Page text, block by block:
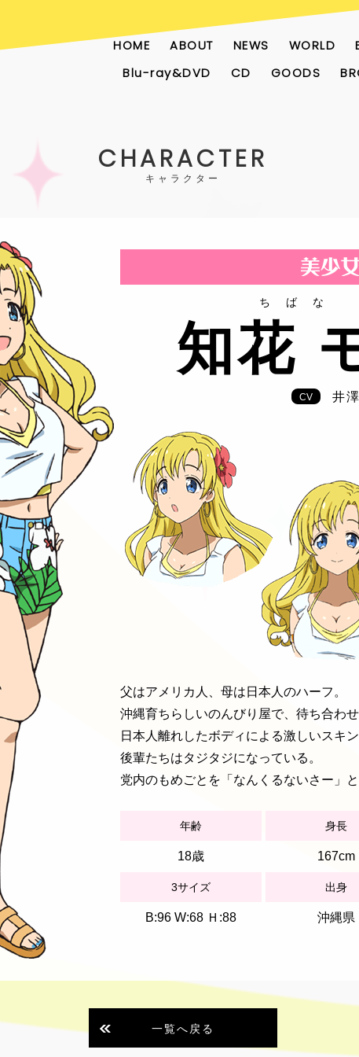
HOME ABOUT NEWS WORLD
Blu-ray&DVD
CD GOODS
CHARACTER
知花
ちばな
CV 井
父はアメリカ人、母は日本人のハーフ。
沖縄育ちらしいのんびり屋で、待ち合わ
日本人離れしたボディによる激しいスキ
後輩たちはタジタジになっている。
党内のもめごとを「なんくるないさー」
年齢 身長
18歳 167cm
3サイズ 出身
B:96 W:68 Ｈ:88 沖縄県
一覧へ戻る